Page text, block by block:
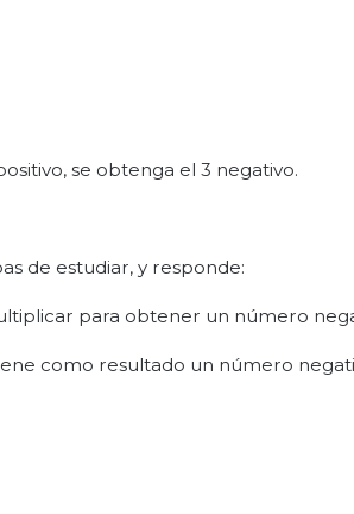
se obtenga el 3 negativo.
de estudiar, y responde:
para obtener un número
como resultado un número